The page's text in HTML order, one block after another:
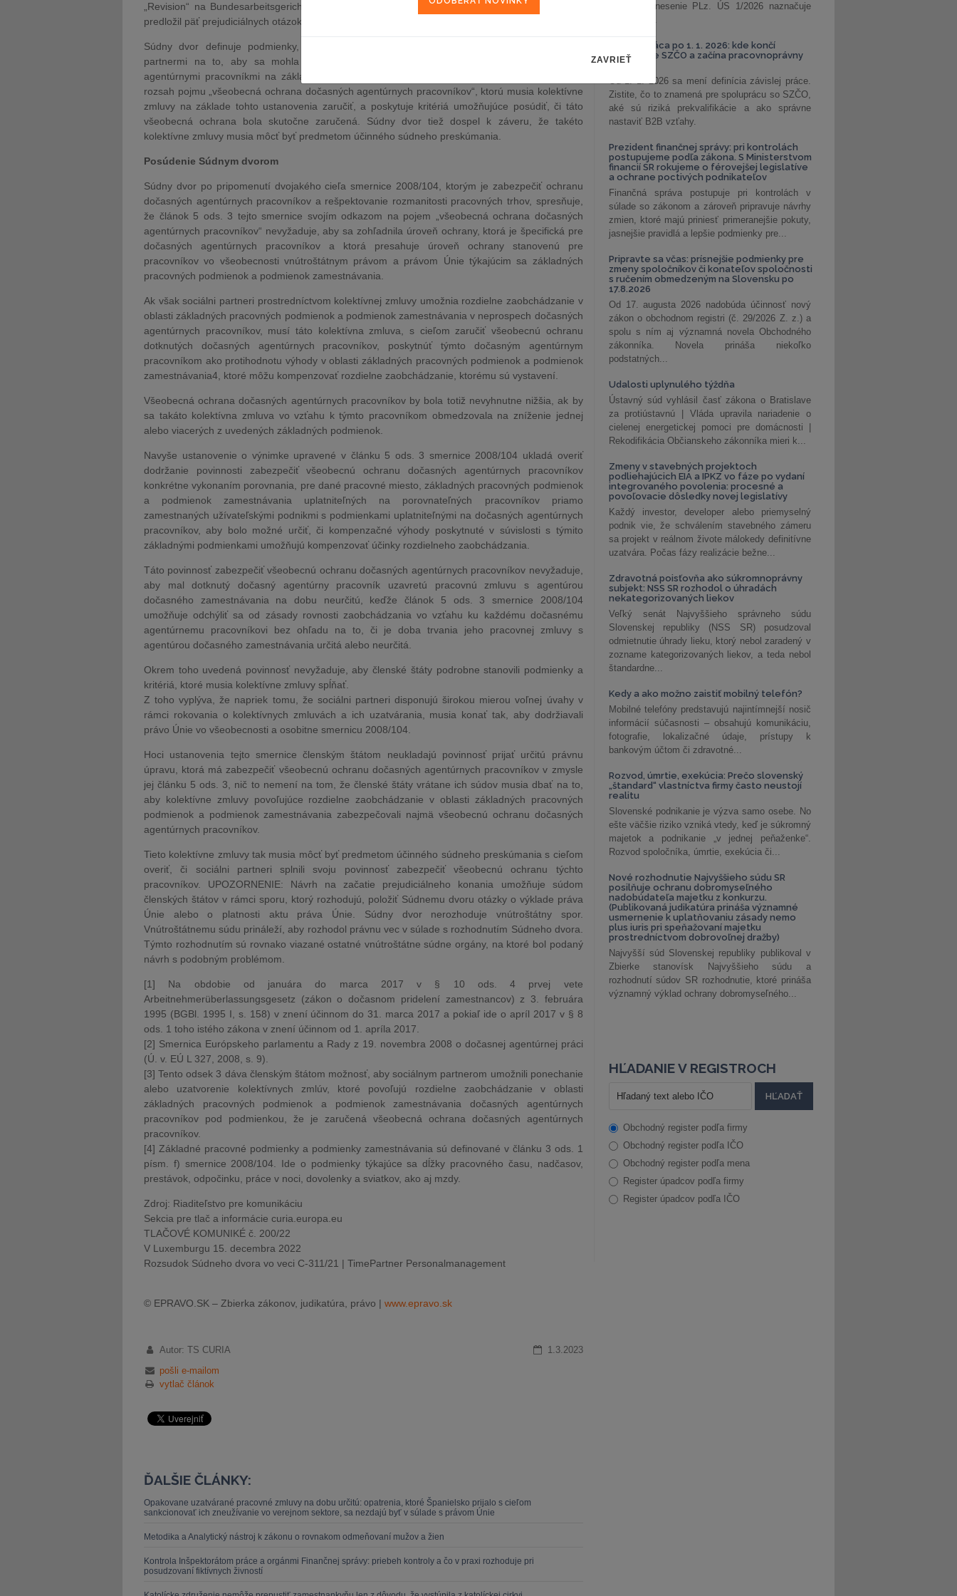
„Revision“ na Bundesarbeitsgericht (Spolkový pracovný súd, Nemecko), ktorý Súdnemu dvoru
predložil päť prejudiciálnych otázok týkajúcich sa výkladu tohto ustanovenia.
Súdny dvor definuje podmienky, ktoré musí spĺňať kolektívna zmluva uzavretá sociálnymi
partnermi na to, aby sa mohla odchýliť od zásady rovnosti zaobchádzania s dočasnými
agentúrnymi pracovníkmi na základe článku 5 ods. 3 smernice 2008/1043. Spresňuje najmä
rozsah pojmu „všeobecná ochrana dočasných agentúrnych pracovníkov“, ktorú musia kolektívne
zmluvy na základe tohto ustanovenia zaručiť, a poskytuje kritériá umožňujúce posúdiť, či táto
všeobecná ochrana bola skutočne zaručená. Súdny dvor tiež dospel k záveru, že takéto
kolektívne zmluvy musia môcť byť predmetom účinného súdneho preskúmania.
Posúdenie Súdnym dvorom
Súdny dvor po pripomenutí dvojakého cieľa smernice 2008/104, ktorým je zabezpečiť ochranu
dočasných agentúrnych pracovníkov a rešpektovanie rozmanitosti pracovných trhov, spresňuje,
že článok 5 ods. 3 tejto smernice svojím odkazom na pojem „všeobecná ochrana dočasných
agentúrnych pracovníkov“ nevyžaduje, aby sa zohľadnila úroveň ochrany, ktorá je špecifická pre
dočasných agentúrnych pracovníkov a ktorá presahuje úroveň ochrany stanovenú pre
pracovníkov vo všeobecnosti vnútroštátnym právom a právom Únie týkajúcim sa základných
pracovných podmienok a podmienok zamestnávania.
Ak však sociálni partneri prostredníctvom kolektívnej zmluvy umožnia rozdielne zaobchádzanie v
oblasti základných pracovných podmienok a podmienok zamestnávania v neprospech dočasných
agentúrnych pracovníkov, musí táto kolektívna zmluva, s cieľom zaručiť všeobecnú ochranu
dotknutých dočasných agentúrnych pracovníkov, poskytnúť týmto dočasným agentúrnym
pracovníkom ako protihodnotu výhody v oblasti základných pracovných podmienok a podmienok
zamestnávania4, ktoré môžu kompenzovať rozdielne zaobchádzanie, ktorému sú vystavení.
Všeobecná ochrana dočasných agentúrnych pracovníkov by bola totiž nevyhnutne nižšia, ak by
sa takáto kolektívna zmluva vo vzťahu k týmto pracovníkom obmedzovala na zníženie jednej
alebo viacerých z uvedených základných podmienok.
Navyše ustanovenie o výnimke upravené v článku 5 ods. 3 smernice 2008/104 ukladá overiť
dodržanie povinnosti zabezpečiť všeobecnú ochranu dočasných agentúrnych pracovníkov
konkrétne vykonaním porovnania, pre dané pracovné miesto, základných pracovných podmienok
a podmienok zamestnávania uplatniteľných na porovnateľných pracovníkov priamo
zamestnaných užívateľskými podnikmi s podmienkami uplatniteľnými na dočasných agentúrnych
pracovníkov, aby bolo možné určiť, či kompenzačné výhody poskytnuté v súvislosti s týmito
základnými podmienkami umožňujú kompenzovať účinky rozdielneho zaobchádzania.
Táto povinnosť zabezpečiť všeobecnú ochranu dočasných agentúrnych pracovníkov nevyžaduje,
aby mal dotknutý dočasný agentúrny pracovník uzavretú pracovnú zmluvu s agentúrou
dočasného zamestnávania na dobu neurčitú, keďže článok 5 ods. 3 smernice 2008/104
umožňuje odchýliť sa od zásady rovnosti zaobchádzania vo vzťahu ku každému dočasnému
agentúrnemu pracovníkovi bez ohľadu na to, či je doba trvania jeho pracovnej zmluvy s
agentúrou dočasného zamestnávania určitá alebo neurčitá.
Okrem toho uvedená povinnosť nevyžaduje, aby členské štáty podrobne stanovili podmienky a
kritériá, ktoré musia kolektívne zmluvy spĺňať.
Z toho vyplýva, že napriek tomu, že sociálni partneri disponujú širokou mierou voľnej úvahy v
rámci rokovania o kolektívnych zmluvách a ich uzatvárania, musia konať tak, aby dodržiavali
právo Únie vo všeobecnosti a osobitne smernicu 2008/104.
Hoci ustanovenia tejto smernice členským štátom neukladajú povinnosť prijať určitú právnu
úpravu, ktorá má zabezpečiť všeobecnú ochranu dočasných agentúrnych pracovníkov v zmysle
jej článku 5 ods. 3, nič to nemení na tom, že členské štáty vrátane ich súdov musia dbať na to,
aby kolektívne zmluvy povoľujúce rozdielne zaobchádzanie v oblasti základných pracovných
podmienok a podmienok zamestnávania zabezpečovali najmä všeobecnú ochranu dočasných
agentúrnych pracovníkov.
Tieto kolektívne zmluvy tak musia môcť byť predmetom účinného súdneho preskúmania s cieľom
overiť, či sociálni partneri splnili svoju povinnosť zabezpečiť všeobecnú ochranu týchto
pracovníkov. UPOZORNENIE: Návrh na začatie prejudiciálneho konania umožňuje súdom
členských štátov v rámci sporu, ktorý rozhodujú, položiť Súdnemu dvoru otázky o výklade práva
Únie alebo o platnosti aktu práva Únie. Súdny dvor nerozhoduje vnútroštátny spor.
Vnútroštátnemu súdu prináleží, aby rozhodol právnu vec v súlade s rozhodnutím Súdneho dvora.
Týmto rozhodnutím sú rovnako viazané ostatné vnútroštátne súdne orgány, na ktoré bol podaný
návrh s podobným problémom.
[1] Na obdobie od januára do marca 2017 v § 10 ods. 4 prvej vete
Arbeitnehmerüberlassungsgesetz (zákon o dočasnom pridelení zamestnancov) z 3. februára
1995 (BGBl. 1995 I, s. 158) v znení účinnom do 31. marca 2017 a pokiaľ ide o apríl 2017 v § 8
ods. 1 toho istého zákona v znení účinnom od 1. apríla 2017.
[2] Smernica Európskeho parlamentu a Rady z 19. novembra 2008 o dočasnej agentúrnej práci
(Ú. v. EÚ L 327, 2008, s. 9).
[3] Tento odsek 3 dáva členským štátom možnosť, aby sociálnym partnerom umožnili ponechanie
alebo uzatvorenie kolektívnych zmlúv, ktoré povoľujú rozdielne zaobchádzanie v oblasti
základných pracovných podmienok a podmienok zamestnávania dočasných agentúrnych
pracovníkov pod podmienkou, že je zaručená všeobecná ochrana dočasných agentúrnych
pracovníkov.
[4] Základné pracovné podmienky a podmienky zamestnávania sú definované v článku 3 ods. 1
písm. f) smernice 2008/104. Ide o podmienky týkajúce sa dĺžky pracovného času, nadčasov,
prestávok, odpočinku, práce v noci, dovolenky a sviatkov, ako aj mzdy.
Zdroj: Riaditeľstvo pre komunikáciu
Sekcia pre tlač a informácie curia.europa.eu
TLAČOVÉ KOMUNIKÉ č. 200/22
V Luxemburgu 15. decembra 2022
Rozsudok Súdneho dvora vo veci C-311/21 | TimePartner Personalmanagement
© EPRAVO.SK – Zbierka zákonov, judikatúra, právo | www.epravo.sk
Autor: TS CURIA
1.3.2023
pošli e-mailom
vytlač článok
ĎALŠIE ČLÁNKY:
Opakovane uzatvárané pracovné zmluvy na dobu určitú: opatrenia, ktoré Španielsko prijalo s cieľom
sankcionovať ich zneužívanie vo verejnom sektore, sa nezdajú byť v súlade s právom Únie
Metodika a Analytický nástroj k zákonu o rovnakom odmeňovaní mužov a žien
Kontrola Inšpektorátom práce a orgánmi Finančnej správy: priebeh kontroly a čo v praxi rozhoduje pri
posudzovaní fiktívnych živností
celkov. Uznesenie PLz. ÚS 1/2026 naznačuje
odklon od...
Závislá práca po 1. 1. 2026: kde končí
podnikanie SZČO a začína pracovnoprávny
vzťah
Od 1. 1. 2026 sa mení definícia závislej práce.
Zistite, čo to znamená pre spoluprácu so SZČO,
aké sú riziká prekvalifikácie a ako správne
nastaviť B2B vzťahy.
Prezident finančnej správy: pri kontrolách
postupujeme podľa zákona. S Ministerstvom
financií SR rokujeme o férovejšej legislatíve
a ochrane poctivých podnikateľov
Finančná správa postupuje pri kontrolách v
súlade so zákonom a zároveň pripravuje návrhy
zmien, ktoré majú priniesť primeranejšie pokuty,
jasnejšie pravidlá a lepšie podmienky pre...
Pripravte sa včas: prísnejšie podmienky pre
zmeny spoločníkov či konateľov spoločnosti
s ručením obmedzeným na Slovensku po
17.8.2026
Od 17. augusta 2026 nadobúda účinnosť nový
zákon o obchodnom registri (č. 29/2026 Z. z.) a
spolu s ním aj významná novela Obchodného
zákonníka. Novela prináša niekoľko
podstatných...
Udalosti uplynulého týždňa
Ústavný súd vyhlásil časť zákona o Bratislave
za protiústavnú | Vláda upravila nariadenie o
cielenej energetickej pomoci pre domácnosti |
Rekodifikácia Občianskeho zákonníka mieri k...
Zmeny v stavebných projektoch
podliehajúcich EIA a IPKZ vo fáze po vydaní
integrovaného povolenia: procesné a
povoľovacie dôsledky novej legislatívy
Každý investor, developer alebo priemyselný
podnik vie, že schválením stavebného zámeru
sa projekt v reálnom živote málokedy definitívne
uzatvára. Počas fázy realizácie bežne...
Zdravotná poisťovňa ako súkromnoprávny
subjekt: NSS SR rozhodol o úhradách
nekategorizovaných liekov
Veľký senát Najvyššieho správneho súdu
Slovenskej republiky (NSS SR) posudzoval
odmietnutie úhrady lieku, ktorý nebol zaradený v
zozname kategorizovaných liekov, a teda nebol
štandardne...
Kedy a ako možno zaistiť mobilný telefón?
Mobilné telefóny predstavujú najintímnejší nosič
informácií súčasnosti – obsahujú komunikáciu,
fotografie, lokalizačné údaje, prístupy k
bankovým účtom či zdravotné...
Rozvod, úmrtie, exekúcia: Prečo slovenský
„štandard“ vlastníctva firmy často neustojí
realitu
Slovenské podnikanie je výzva samo osebe. No
ešte väčšie riziko vzniká vtedy, keď je súkromný
majetok a podnikanie „v jednej peňaženke“.
Rozvod spoločníka, úmrtie, exekúcia či...
Nové rozhodnutie Najvyššieho súdu SR
posilňuje ochranu dobromyseľného
nadobúdateľa majetku z konkurzu.
(Publikovaná judikatúra prináša významné
usmernenie k uplatňovaniu zásady nemo
plus iuris pri speňažovaní majetku
prostredníctvom dobrovoľnej dražby)
Najvyšší súd Slovenskej republiky publikoval v
Zbierke stanovísk Najvyššieho súdu a
rozhodnutí súdov SR rozhodnutie, ktoré prináša
významný výklad ochrany dobromyseľného...
HĽADANIE V REGISTROCH
Obchodný register podľa firmy
Obchodný register podľa IČO
Obchodný register podľa mena
Register úpadcov podľa firmy
Register úpadcov podľa IČO
ZAVRIEŤ